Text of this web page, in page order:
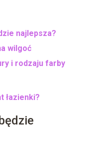
najlepsza?
wilgoć
i rodzaju farby
łazienki?